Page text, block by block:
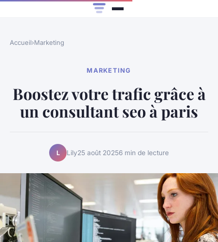
Accueil›Marketing
MARKETING
Boostez votre trafic grâce à
un consultant seo à paris
L Lily25 août 20256 min de lecture